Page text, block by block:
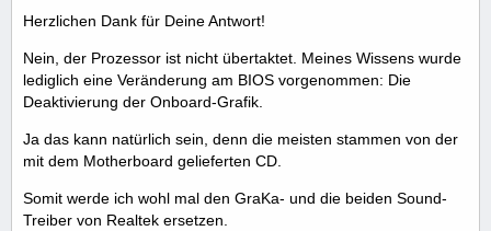
Herzlichen Dank für Deine Antwort!
Nein, der Prozessor ist nicht übertaktet. Meines Wissens wurde
lediglich eine Veränderung am BIOS vorgenommen: Die
Deaktivierung der Onboard-Grafik.
Ja das kann natürlich sein, denn die meisten stammen von der
mit dem Motherboard gelieferten CD.
Somit werde ich wohl mal den GraKa- und die beiden Sound-
Treiber von Realtek ersetzen.